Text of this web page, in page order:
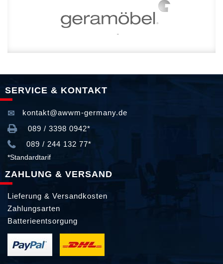
SERVICE & KONTAKT
kontakt@awwm-germany.de
089 / 3398 0942*
089 / 244 132 77*
*Standardtarif
ZAHLUNG & VERSAND
Lieferung & Versandkosten
Zahlungsarten
Batterieentsorgung